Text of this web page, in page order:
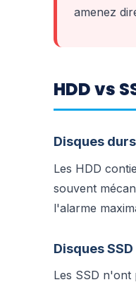
amenez
HDD vs
Disques
Les HDD
souvent
l'alarme
Disques SSD
Les SSD n'ont